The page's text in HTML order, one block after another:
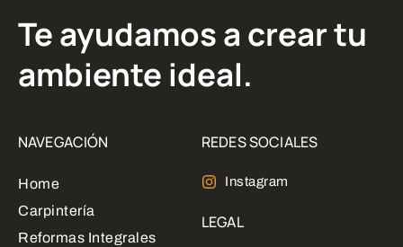
Te ayudamos a crear tu
ambiente ideal.
NAVEGACIÓN
Home
Carpintería
Reformas Integrales
REDES SOCIALES
Instagram
LEGAL